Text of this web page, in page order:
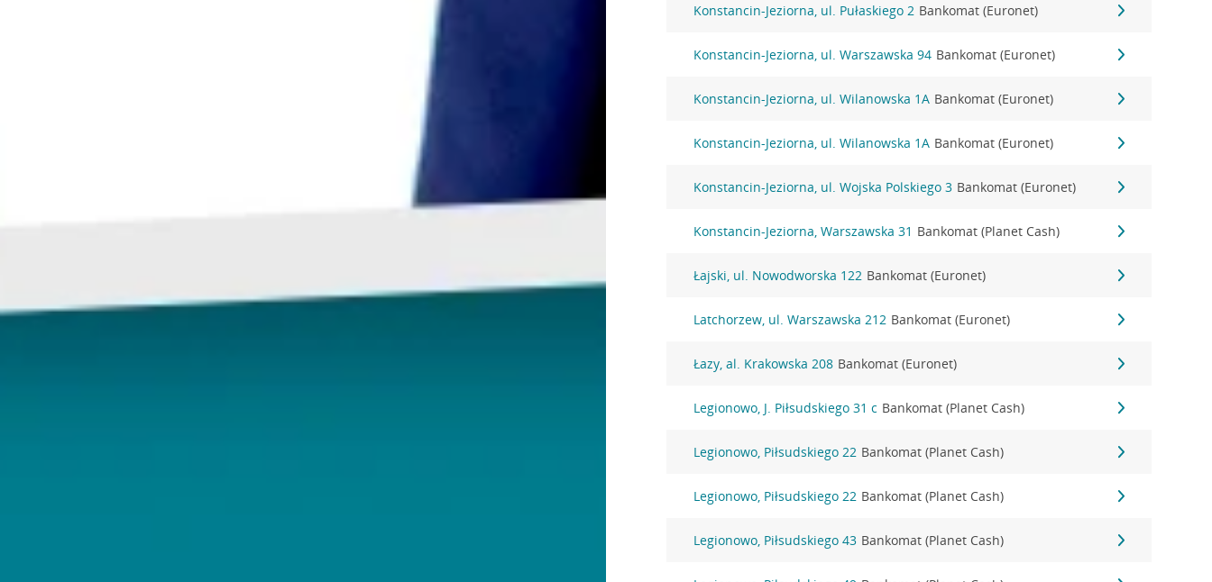
Konstancin-Jeziorna, ul. Pułaskiego 2 Bankomat (Euronet)
Konstancin-Jeziorna, ul. Warszawska 94 Bankomat (Euronet)
Konstancin-Jeziorna, ul. Wilanowska 1A Bankomat (Euronet)
Konstancin-Jeziorna, ul. Wilanowska 1A Bankomat (Euronet)
Konstancin-Jeziorna, ul. Wojska Polskiego 3 Bankomat (Euronet)
Konstancin-Jeziorna, Warszawska 31 Bankomat (Planet Cash)
Łajski, ul. Nowodworska 122 Bankomat (Euronet)
Latchorzew, ul. Warszawska 212 Bankomat (Euronet)
Łazy, al. Krakowska 208 Bankomat (Euronet)
Legionowo, J. Piłsudskiego 31 c Bankomat (Planet Cash)
Legionowo, Piłsudskiego 22 Bankomat (Planet Cash)
Legionowo, Piłsudskiego 22 Bankomat (Planet Cash)
Legionowo, Piłsudskiego 43 Bankomat (Planet Cash)